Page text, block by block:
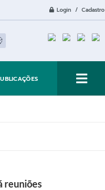
Login / Cadastro
reuniões